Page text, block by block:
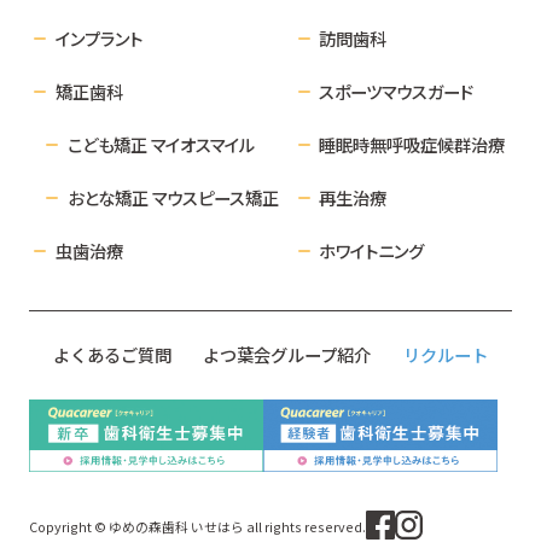
インプラント
矯正歯科
こども矯正 マイオスマイル
おとな矯正 マウスピース矯正
虫歯治療
訪問歯科
スポーツマウスガード
睡眠時無呼吸症候群治療
再生治療
ホワイトニング
よくあるご質問 よつ葉会グループ紹介 リクルート
Copyright © ゆめの森歯科 いせはら all rights reserved.